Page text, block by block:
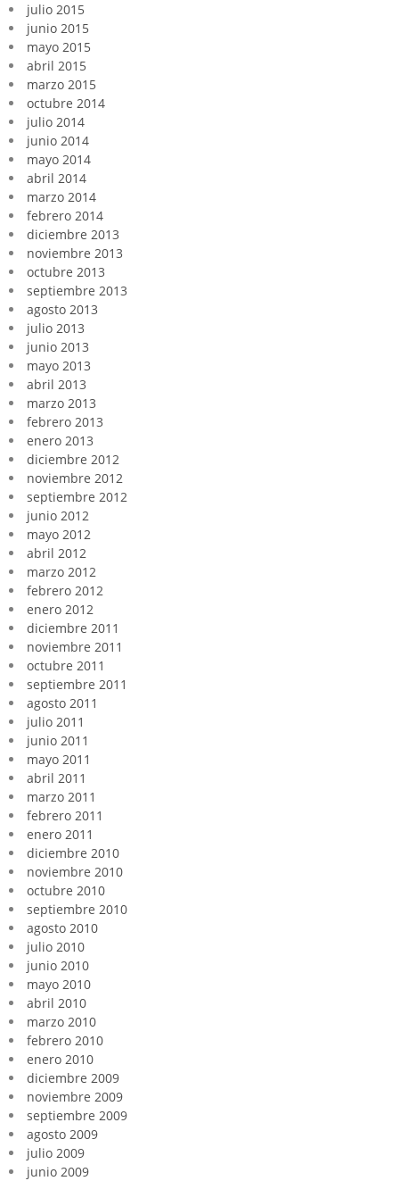
julio 2015
junio 2015
mayo 2015
abril 2015
marzo 2015
octubre 2014
julio 2014
junio 2014
mayo 2014
abril 2014
marzo 2014
febrero 2014
diciembre 2013
noviembre 2013
octubre 2013
septiembre 2013
agosto 2013
julio 2013
junio 2013
mayo 2013
abril 2013
marzo 2013
febrero 2013
enero 2013
diciembre 2012
noviembre 2012
septiembre 2012
junio 2012
mayo 2012
abril 2012
marzo 2012
febrero 2012
enero 2012
diciembre 2011
noviembre 2011
octubre 2011
septiembre 2011
agosto 2011
julio 2011
junio 2011
mayo 2011
abril 2011
marzo 2011
febrero 2011
enero 2011
diciembre 2010
noviembre 2010
octubre 2010
septiembre 2010
agosto 2010
julio 2010
junio 2010
mayo 2010
abril 2010
marzo 2010
febrero 2010
enero 2010
diciembre 2009
noviembre 2009
septiembre 2009
agosto 2009
julio 2009
junio 2009